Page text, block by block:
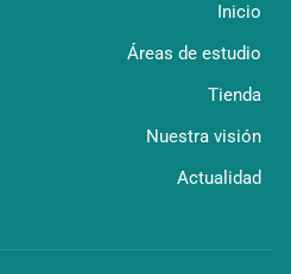
Inicio
Áreas de estudio
Tienda
Nuestra visión
Actualidad